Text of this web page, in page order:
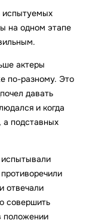
испытуемых
на одном этапе
актеры
по-разному. Это
давать
и когда
а подставных
испытывали
отвечали
совершить
положении